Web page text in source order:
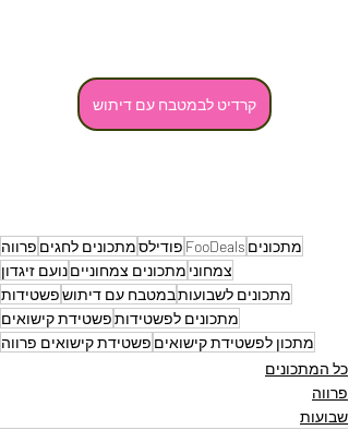
קרדיט לבמטבח עם דיתוש
מתכונים FooDeals פודילסמתכונים לחגים פרווה
צמחוני מתכונים צמחונייםנועם זיגדון
מתכונים לשבועותבמטבח עם דיתושפשטידות
מתכונים לפשטידותפשטידת קישואים
מתכון לפשטידת קישואים פשטידת קישואים פרווה
כל המתכונים
פרווה
שבועות